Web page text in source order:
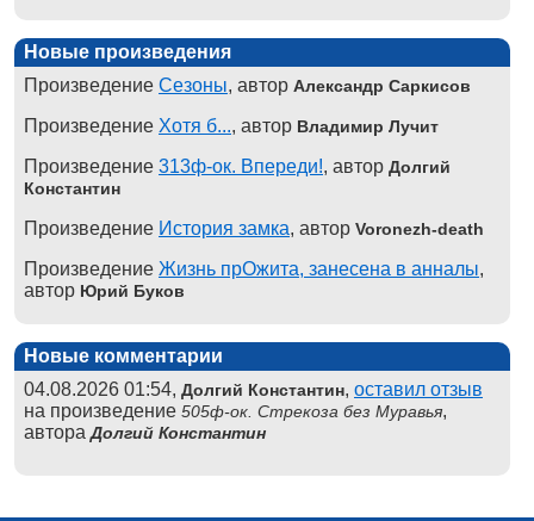
Новые произведения
Произведение Сезоны, автор Александр Саркисов
Произведение Хотя б..., автор Владимир Лучит
Произведение 313ф-ок. Впереди!, автор Долгий
Константин
Произведение История замка, автор Voronezh-death
Произведение Жизнь прОжита, занесена в анналы,
автор Юрий Буков
Новые комментарии
04.08.2026 01:54, Долгий Константин, оставил отзыв
на произведение 505ф-ок. Стрекоза без Муравья,
автораДолгий Константин